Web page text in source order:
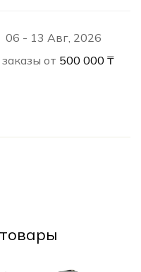
06 - 13 Авг, 2026
от 500 000 ₸